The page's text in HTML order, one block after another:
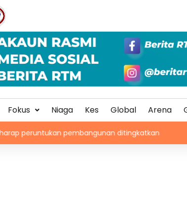
Fokus Niaga Kes Global Arena
pembangunan ditingkatkan Jerebu: